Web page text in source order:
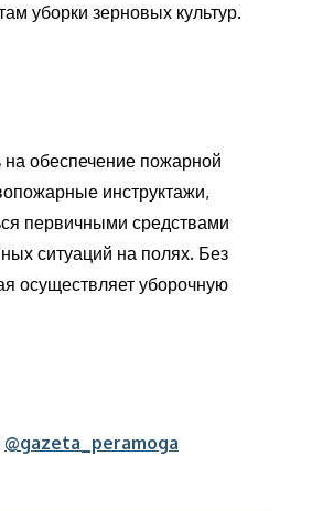
уборки зерновых культур.
обеспечение пожарной
инструктажи,
первичными средствами
ситуаций на полях. Без
осуществляет уборочную
@gazeta_peramoga